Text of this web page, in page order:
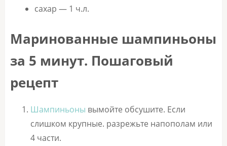
сахар — 1 ч.л.
Маринованные шампиньоны
за 5 минут. Пошаговый
рецепт
Шампиньоны вымойте обсушите. Если
слишком крупные. разрежьте напополам или
4 части.